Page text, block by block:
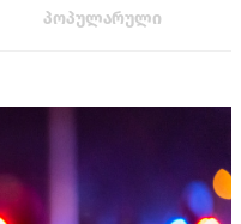
პოპულარული